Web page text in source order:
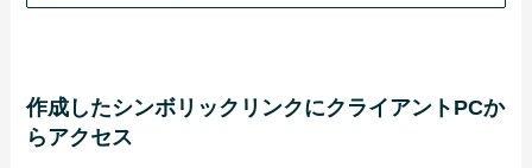
作成したシンボリックリンクにクライアントPCか
らアクセス